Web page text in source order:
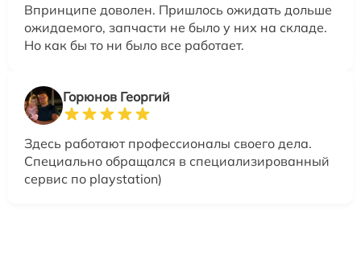
Впринципе доволен. Пришлось ожидать дольше
ожидаемого, запчасти не было у них на складе.
Но как бы то ни было все работает.
Горюнов Георгий
Здесь работают профессионалы своего дела.
Специально обращался в специализированный
сервис по playstation)